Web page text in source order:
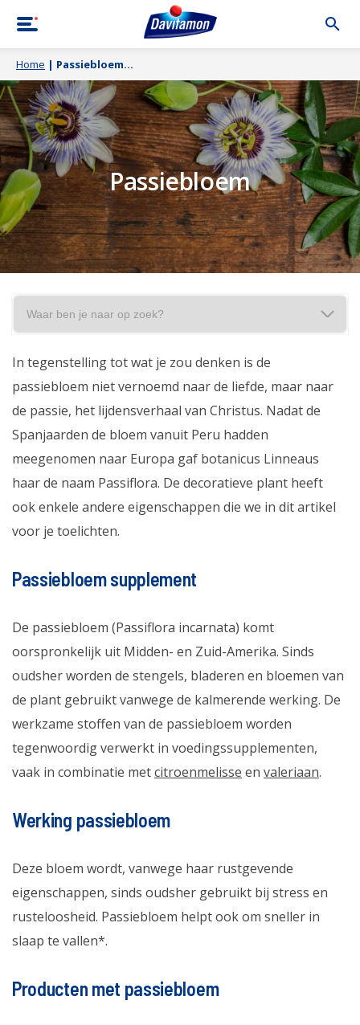
Home | Passiebloem
Passiebloem
In tegenstelling tot wat je zou denken is de
passiebloem niet vernoemd naar de liefde, maar naar
de passie, het lijdensverhaal van Christus. Nadat de
Spanjaarden de bloem vanuit Peru hadden
meegenomen naar Europa gaf botanicus Linneaus
haar de naam Passiflora. De decoratieve plant heeft
ook enkele andere eigenschappen die we in dit artikel
voor je toelichten.
Passiebloem supplement
De passiebloem (Passiflora incarnata) komt
oorspronkelijk uit Midden- en Zuid-Amerika. Sinds
oudsher worden de stengels, bladeren en bloemen van
de plant gebruikt vanwege de kalmerende werking. De
werkzame stoffen van de passiebloem worden
tegenwoordig verwerkt in voedingssupplementen,
vaak in combinatie metcitroenmelisse en valeriaan.
Werking passiebloem
Deze bloem wordt, vanwege haar rustgevende
eigenschappen, sinds oudsher gebruikt bij stress en
rusteloosheid. Passiebloem helpt ook om sneller in
slaap te vallen*.
Producten met passiebloem